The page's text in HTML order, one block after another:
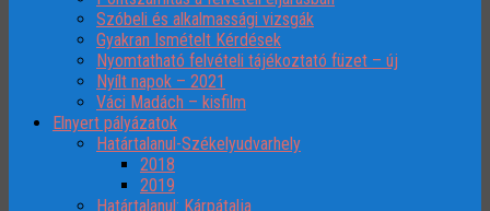
Szóbeli és alkalmassági vizsgák
Gyakran Ismételt Kérdések
Nyomtatható felvételi tájékoztató füzet – új
Nyílt napok – 2021
Váci Madách – kisfilm
Elnyert pályázatok
Határtalanul-Székelyudvarhely
2018
2019
Határtalanul: Kárpátalja